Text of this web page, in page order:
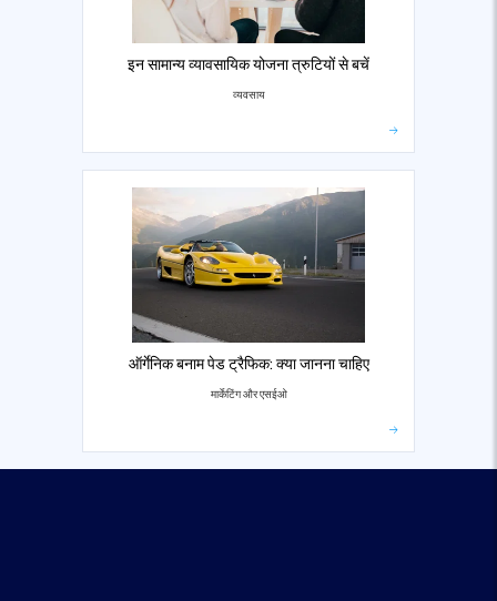
इन सामान्य व्यावसायिक योजना त्रुटियों से बचें
व्यवसाय
ऑर्गेनिक बनाम पेड ट्रैफिक: क्या जानना चाहिए
मार्केटिंग और एसईओ